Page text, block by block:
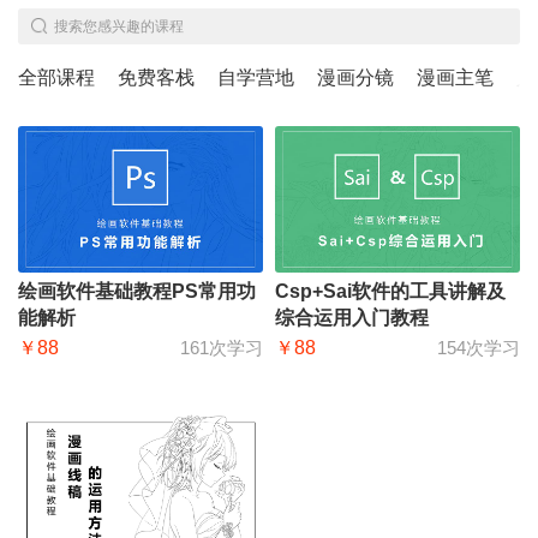
搜索您感兴趣的课程
全部课程 免费客栈 自学营地 漫画分镜 漫画主笔
绘画软件基础教程PS常用功
能解析
￥88
161次学习
Csp+Sai软件的工具讲解及
综合运用入门教程
￥88
154次学习